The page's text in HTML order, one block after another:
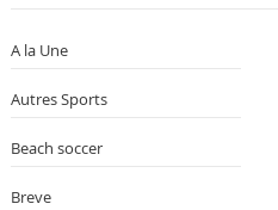
A la Une
Autres Sports
Beach soccer
Breve